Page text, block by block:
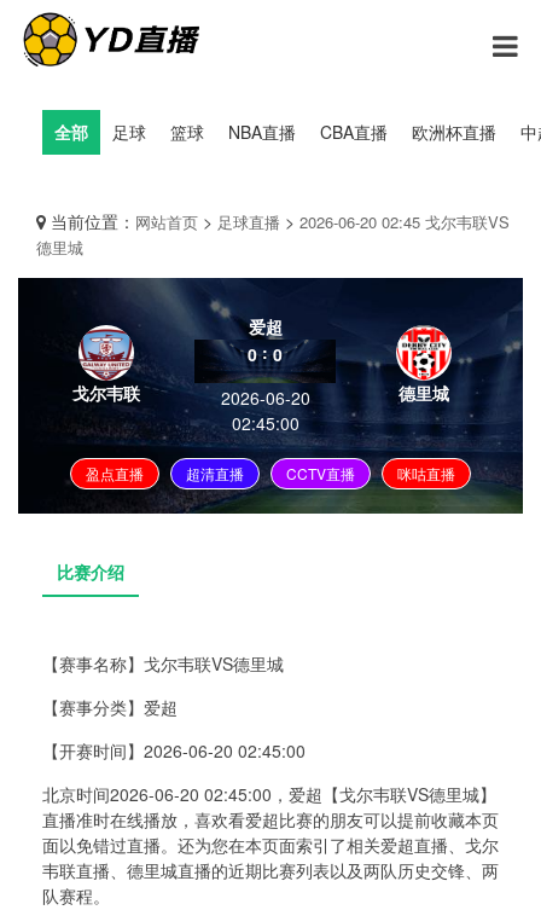
全部 足球 篮球 NBA直播 CBA直播 欧洲杯直播
当前位置： 网站首页 > 足球直播 > 2026-06-20 02:45 戈尔韦联VS
德里城
戈尔韦联
爱超
0:0
2026-06-20
02:45:00
德里城
盈点直播 超清直播 CCTV直播 咪咕直播
比赛介绍
【赛事名称】 戈尔韦联VS德里城
【赛事分类】 爱超
【开赛时间】 2026-06-20 02:45:00
北京时间2026-06-20 02:45:00，爱超【戈尔韦联VS德里城】
直播准时在线播放，喜欢看爱超比赛的朋友可以提前收藏本页
面以免错过直播。还为您在本页面索引了相关爱超直播、戈尔
韦联直播、德里城直播的近期比赛列表以及两队历史交锋、两
队赛程。